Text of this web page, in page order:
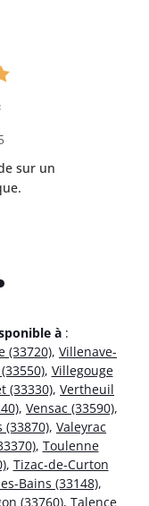
sur un
à :
(33720), Villenave-
, Villegouge
(33330), Vertheuil
, Vensac (33590),
(33870), Valeyrac
, Toulenne
, Tizac-de-Curton
Bains (33148),
(33760), Talence